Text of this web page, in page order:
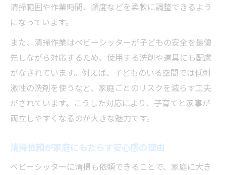
清掃範囲や作業時間、頻度などを柔軟に調整できるよう
になっています。
また、清掃作業はベビーシッターが子どもの安全を最優
先しながら対応するため、使用する洗剤や道具にも配慮
がなされています。例えば、子どものいる空間では低刺
激性の洗剤を使うなど、家庭ごとのリスクを減らす工夫
がされています。こうした対応により、子育てと家事が
両立しやすくなるのが大きな魅力です。
清掃依頼が家庭にもたらす安心感の理由
ベビーシッターに清掃も依頼できることで、家庭に大き